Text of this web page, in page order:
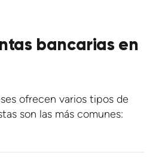
bancarias en
ofrecen varios tipos de
son las más comunes: